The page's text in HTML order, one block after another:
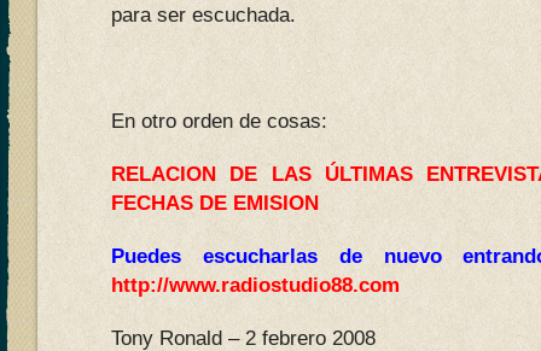
para ser escuchada.
En otro orden de cosas:
RELACION DE LAS ÚLTIMAS
FECHAS DE EMISION
Puedes escucharlas de nuevo
http://www.radiostudio88.com
Tony Ronald – 2 febrero 2008